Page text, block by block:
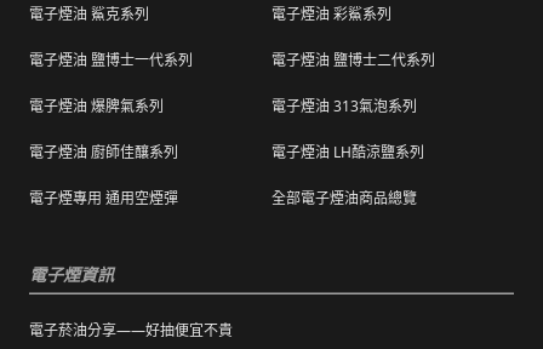
海外運送：
海外顧客如需訂購，請聯絡客服中心協助海外
裝上黏貼紙張或書寫文字。
購買之商品若符合促銷活動（ 如滿減、免運等
有非人為造成的破壞、損毀或不完整的商品瑕
電子煙油 鯊克系列 電子煙油 彩鯊系列
電子煙油 鹽博士一代系列 電子煙油 鹽博士二代系列
電子煙油 爆脾氣系列 電子煙油 313氣泡系列
電子煙油 廚師佳釀系列 電子煙油 LH酷涼鹽系列
電子煙專用 通用空煙彈 全部電子煙油商品總覽
電子煙資訊
電子菸油分享——好抽便宜不貴